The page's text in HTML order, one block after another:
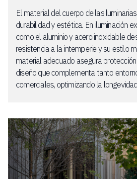
El material del cuerpo de las
durabilidad y estética. En iluminación
como el aluminio y acero inoxidable
resistencia a la intemperie y su estilo
material adecuado asegura
diseño que complementa tanto
comerciales, optimizando la